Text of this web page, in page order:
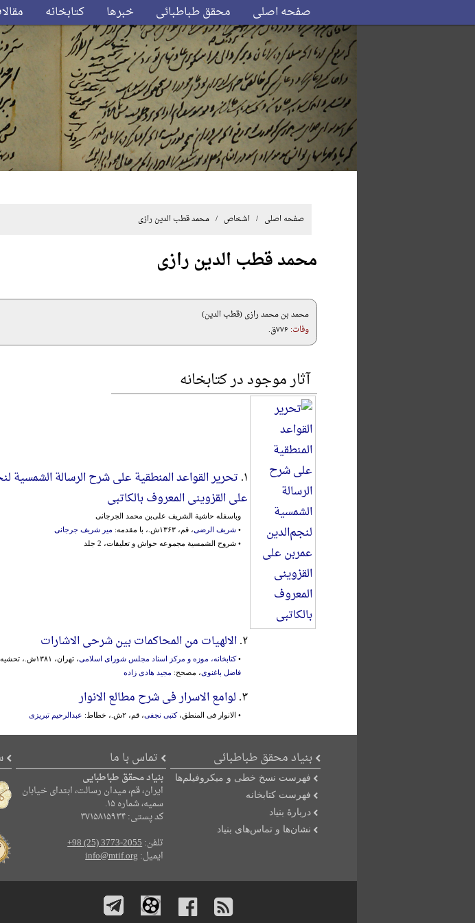
صفحه اصلی محقق طباطبائی خبرها کتابخانه
صفحه اصلی / اشخاص / محمد قطب الدین رازی
محمد قطب الدین رازی
محمد بن محمد رازی (قطب الدین)
وفات:۷۷۶ق.
آثار موجود در کتابخانه
۱. تحریر القواعد المنطقیة علی شرح الرسالة الشمسیة
علی‌ القزوینی‌ المعروف‌ بالکاتبی‌
وباسفله‌ حاشیة الشریف‌ علی‌بن‌ محمد الجرجانی‌
• شریف الرضی، قم، ۱۳۶۳ش.، با مقدمه:
میر شریف جرجانی
• شروح الشمسیة مجموعه حواش و تعلیقات، 2 جلد
۲. الالهیات من المحاکمات بین شرحی الاشارات
•کتابخانه، موزه و مرکز اسناد مجلس شورای اسلامی، تهران، ۱۳۸۱ش.، تحشیه:
فاضل باغنوی، مصحح: مجید هادی زاده
۳. لوامع الاسرار فی شرح مطالع الانوار
• الانوار فی المنطق،کتبی نجفی، قم، ۲ش.، خطاط: عبدالرحیم تبریزی
بنیاد محقق طباطبائی
فهرست نسخ خطی و میکروفیلم‌ها
فهرست کتابخانه
دربارۀ بنیاد
نشان‌ها و تماس‌های بنیاد
تماس با ما
بنیاد محقق طباطبایی
ایران، قم، میدان رسالت، ابتدای خیابان
سمیه، شماره ۱۵.
کد پستی: ۳۷۱۵۸۱۵۹۳۴
تلفن:+98 (25) 3773-2055
ایمیل:info@mtif.org